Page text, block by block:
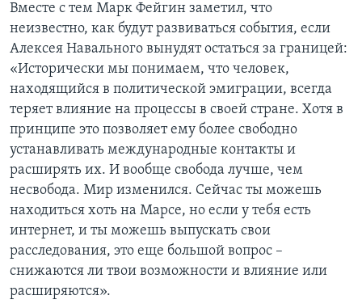
Вместе с тем Марк Фейгин заметил, что
неизвестно, как будут развиваться события, если
Алексея Навального вынудят остаться за границей:
«Исторически мы понимаем, что человек,
находящийся в политической эмиграции, всегда
теряет влияние на процессы в своей стране. Хотя в
принципе это позволяет ему более свободно
устанавливать международные контакты и
расширять их. И вообще свобода лучше, чем
несвобода. Мир изменился. Сейчас ты можешь
находиться хоть на Марсе, но если у тебя есть
интернет, и ты можешь выпускать свои
расследования, это еще большой вопрос –
снижаются ли твои возможности и влияние или
расширяются».